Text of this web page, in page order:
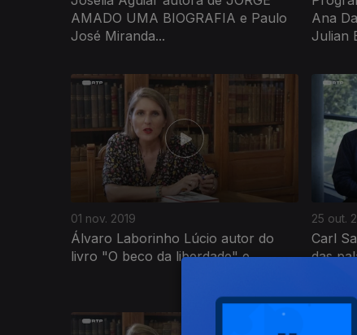
AMADO UMA BIOGRAFIA e Paulo
José Miranda...
Ana
Julian
01 nov. 2019
Álvaro Laborinho Lúcio autor do
livro "O beco da liberdade" e...
25 out.
Carl
das
432802